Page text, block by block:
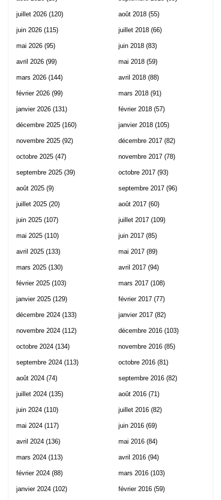
juillet 2026 (120)
juin 2026 (115)
mai 2026 (95)
avril 2026 (99)
mars 2026 (144)
février 2026 (99)
janvier 2026 (131)
décembre 2025 (160)
novembre 2025 (92)
octobre 2025 (47)
septembre 2025 (39)
août 2025 (9)
juillet 2025 (20)
juin 2025 (107)
mai 2025 (110)
avril 2025 (133)
mars 2025 (130)
février 2025 (103)
janvier 2025 (129)
décembre 2024 (133)
novembre 2024 (112)
octobre 2024 (134)
septembre 2024 (113)
août 2024 (74)
juillet 2024 (135)
juin 2024 (110)
mai 2024 (117)
avril 2024 (136)
mars 2024 (113)
février 2024 (88)
janvier 2024 (102)
août 2018 (55)
juillet 2018 (66)
juin 2018 (83)
mai 2018 (59)
avril 2018 (88)
mars 2018 (91)
février 2018 (57)
janvier 2018 (105)
décembre 2017 (82)
novembre 2017 (78)
octobre 2017 (93)
septembre 2017 (96)
août 2017 (60)
juillet 2017 (109)
juin 2017 (85)
mai 2017 (89)
avril 2017 (94)
mars 2017 (108)
février 2017 (77)
janvier 2017 (82)
décembre 2016 (103)
novembre 2016 (85)
octobre 2016 (81)
septembre 2016 (82)
août 2016 (71)
juillet 2016 (82)
juin 2016 (69)
mai 2016 (84)
avril 2016 (94)
mars 2016 (103)
février 2016 (59)